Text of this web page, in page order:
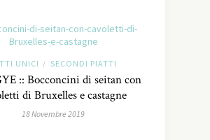
UNICI / SECONDI PIATTI
:: Bocconcini di seitan con
di Bruxelles e castagne
18 Novembre 2019